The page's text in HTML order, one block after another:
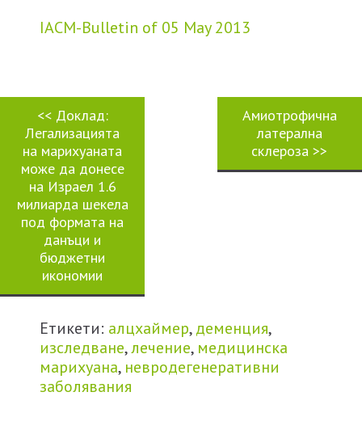
IACM-Bulletin of 05 May 2013
<<Доклад:
Легализацията
на марихуаната
може да донесе
на Израел 1.6
милиарда шекела
под формата на
данъци и
бюджетни
икономии
Амиотрофична
латерална
склероза>>
Етикети: алцхаймер,деменция,
изследване,лечение, медицинска
марихуана, невродегенеративни
заболявания